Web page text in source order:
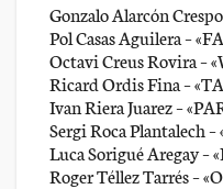
Gonzalo Alarcón
Pol Casas Aguilera –
Octavi Creus Rovira –
Ricard Ordis Fina –
Ivan Riera Juarez –
Sergi Roca Plantalech –
Luca Sorigué Aregay –
Roger Téllez Tarrés –